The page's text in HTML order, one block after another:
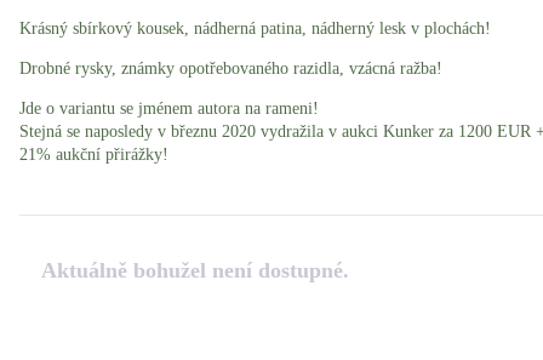
Krásný sbírkový kousek, nádherná patina, nádherný lesk v plochách!
Drobné rysky, známky opotřebovaného razidla, vzácná ražba!
Jde o variantu se jménem autora na rameni!
Stejná se naposledy v březnu 2020 vydražila v aukci Kunker za 1200 EUR
21% aukční přirážky!
Aktuálně bohužel není dostupné.